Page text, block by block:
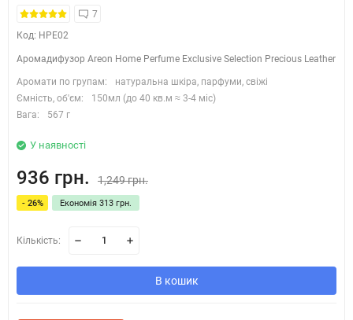
7
Код: HPE02
Аромадифузор Areon Home Perfume Exclusive Selection Precious Leather
Аромати по групам:
натуральна шкіра, парфуми, свіжі
Ємність, об'єм:
150мл (до 40 кв.м ≈ 3-4 міс)
Вага:
567 г
У наявності
936 грн. 1,249 грн.
- 26% Економія 313 грн.
Кількість:
В кошик